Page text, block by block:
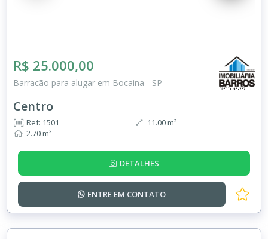
R$ 25.000,00
Barracão para alugar em Bocaina - SP
Centro
Ref: 1501
2.70 m²
11.00 m²
DETALHES
ENTRE EM CONTATO